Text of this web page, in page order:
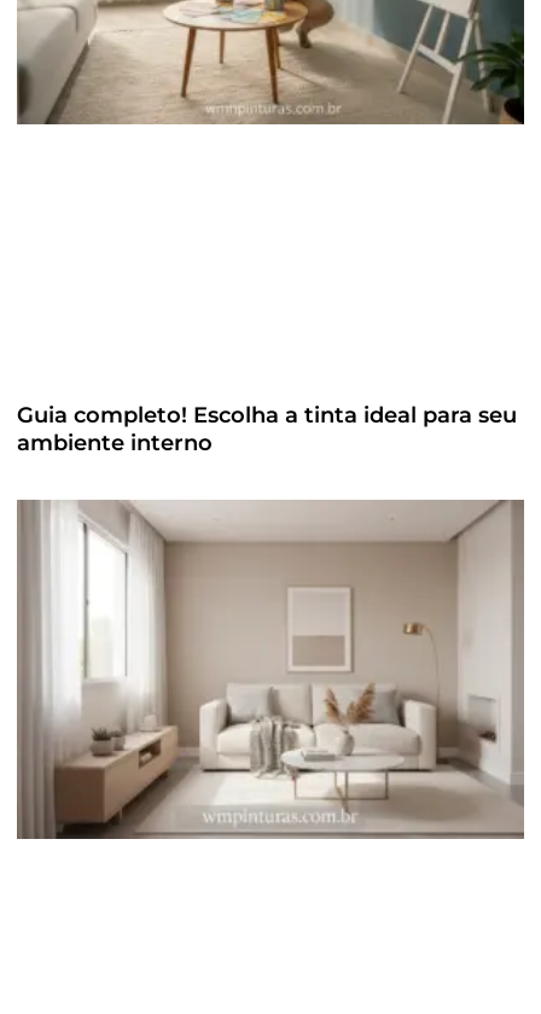
Guia completo! Escolha a tinta ideal para seu
ambiente interno